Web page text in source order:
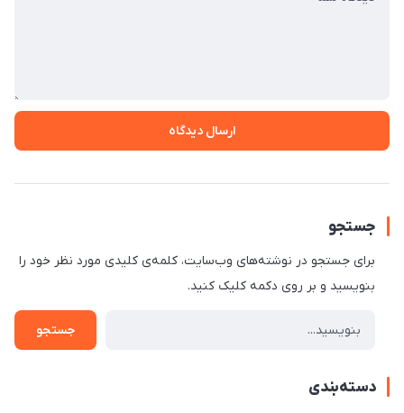
ارسال دیدگاه
جستجو
برای جستجو در نوشته‌های وب‌سایت، کلمه‌ی کلیدی مورد نظر خود را
بنویسید و بر روی دکمه کلیک کنید.
جستجو
دسته‌بندی